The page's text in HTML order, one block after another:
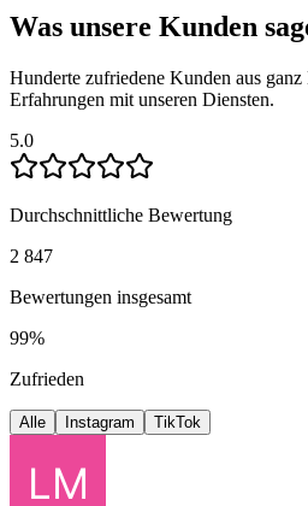
Was unsere Kunden
Hunderte zufriedene Kunden aus
Erfahrungen mit unseren Diensten.
5.0
Durchschnittliche Bewertung
2 847
Bewertungen insgesamt
99%
Zufrieden
Alle Instagram TikTok